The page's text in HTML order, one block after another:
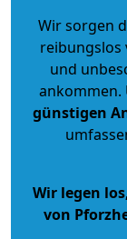
Wir sorgen
reibungslos
und
ankommen.
günstigen
Wir legen
von